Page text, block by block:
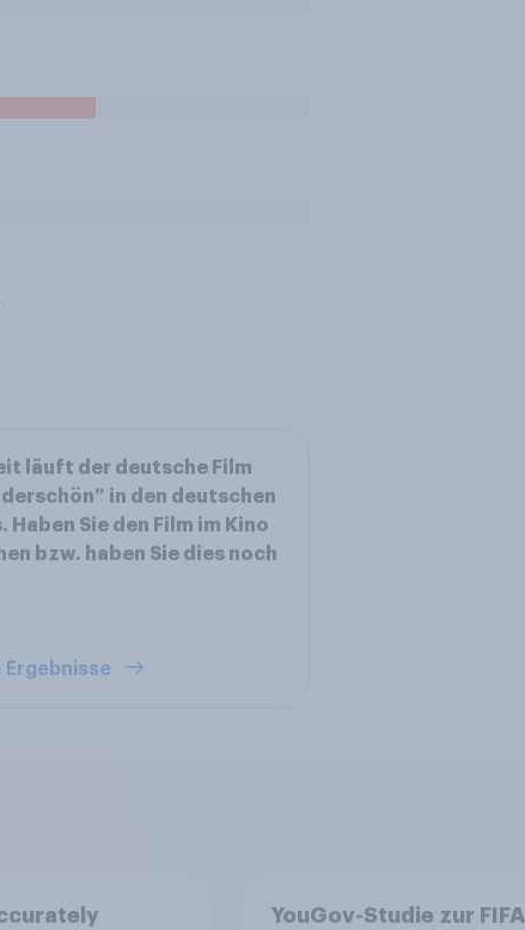
läuft der deutsche Film
in den deutschen
Haben Sie den Film im Kino
bzw. haben Sie dies noch
Ergebnisse
YouGov-Studie zur FIFA